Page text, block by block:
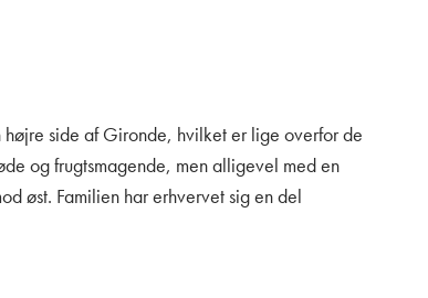
side af Gironde, hvilket er lige overfor de
og frugtsmagende, men alligevel med en
øst. Familien har erhvervet sig en del